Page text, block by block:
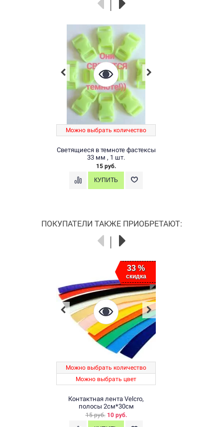
Можно выбрать количество
Светящиеся в темноте фастексы
33 мм , 1 шт.
15 руб.
ПОКУПАТЕЛИ ТАКЖЕ ПРИОБРЕТАЮТ:
33 %
скидка
Можно выбрать количество
Можно выбрать цвет
Контактная лента Velcro,
полосы 2см*30см
15 руб. 10 руб.